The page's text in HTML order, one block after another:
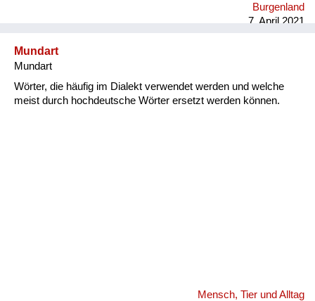
Burgenland
7. April 2021
Mundart
Mundart
Wörter, die häufig im Dialekt verwendet werden und welche
meist durch hochdeutsche Wörter ersetzt werden können.
Mensch, Tier und Alltag